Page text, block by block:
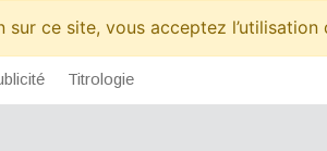
ce site, vous acceptez
Titrologie